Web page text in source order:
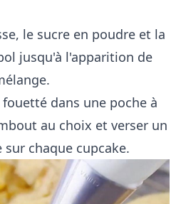
le sucre en poudre et la
jusqu'à l'apparition de
dans une poche à
au choix et verser un
chaque cupcake.